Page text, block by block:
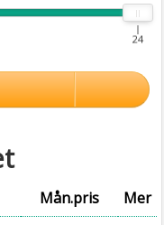
24
Mån.pris Mer